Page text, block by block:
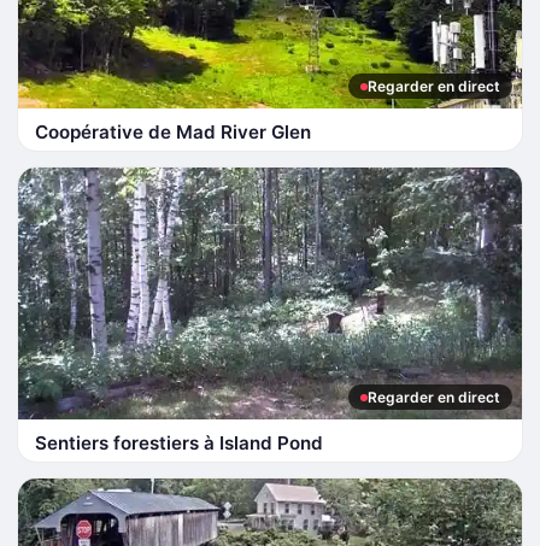
Regarder en direct
Coopérative de Mad River Glen
Regarder en direct
Sentiers forestiers à Island Pond